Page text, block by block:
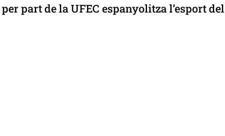
part de la UFEC espanyolitza l’esport del